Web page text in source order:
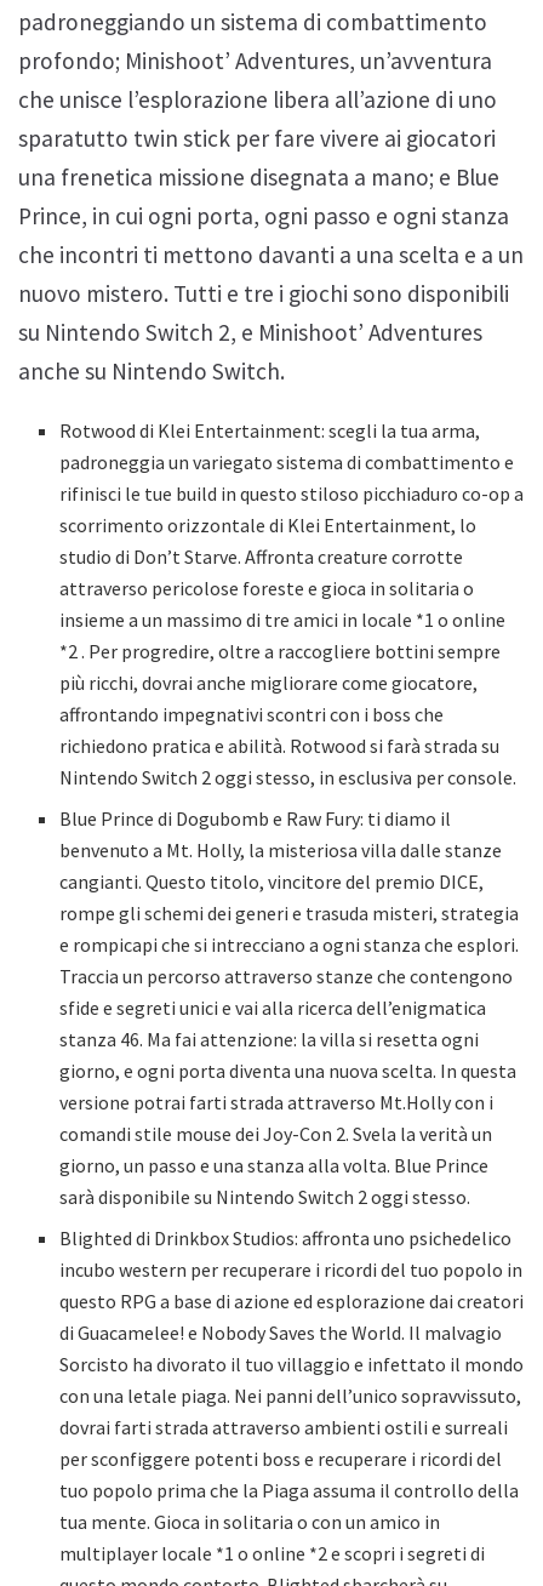
padroneggiando un sistema di combattimento
profondo; Minishoot’ Adventures, un’avventura
che unisce l’esplorazione libera all’azione di uno
sparatutto twin stick per fare vivere ai giocatori
una frenetica missione disegnata a mano; e Blue
Prince, in cui ogni porta, ogni passo e ogni stanza
che incontri ti mettono davanti a una scelta e a un
nuovo mistero. Tutti e tre i giochi sono disponibili
su Nintendo Switch 2, e Minishoot’ Adventures
anche su Nintendo Switch.
Rotwood di Klei Entertainment: scegli la tua arma,
padroneggia un variegato sistema di combattimento e
rifinisci le tue build in questo stiloso picchiaduro co-op a
scorrimento orizzontale di Klei Entertainment, lo
studio di Don’t Starve. Affronta creature corrotte
attraverso pericolose foreste e gioca in solitaria o
insieme a un massimo di tre amici in locale *1 o online
*2 . Per progredire, oltre a raccogliere bottini sempre
più ricchi, dovrai anche migliorare come giocatore,
affrontando impegnativi scontri con i boss che
richiedono pratica e abilità. Rotwood si farà strada su
Nintendo Switch 2 oggi stesso, in esclusiva per console.
Blue Prince di Dogubomb e Raw Fury: ti diamo il
benvenuto a Mt. Holly, la misteriosa villa dalle stanze
cangianti. Questo titolo, vincitore del premio DICE,
rompe gli schemi dei generi e trasuda misteri, strategia
e rompicapi che si intrecciano a ogni stanza che esplori.
Traccia un percorso attraverso stanze che contengono
sfide e segreti unici e vai alla ricerca dell’enigmatica
stanza 46. Ma fai attenzione: la villa si resetta ogni
giorno, e ogni porta diventa una nuova scelta. In questa
versione potrai farti strada attraverso Mt.Holly con i
comandi stile mouse dei Joy-Con 2. Svela la verità un
giorno, un passo e una stanza alla volta. Blue Prince
sarà disponibile su Nintendo Switch 2 oggi stesso.
Blighted di Drinkbox Studios: affronta uno psichedelico
incubo western per recuperare i ricordi del tuo popolo in
questo RPG a base di azione ed esplorazione dai creatori
di Guacamelee! e Nobody Saves the World. Il malvagio
Sorcisto ha divorato il tuo villaggio e infettato il mondo
con una letale piaga. Nei panni dell’unico sopravvissuto,
dovrai farti strada attraverso ambienti ostili e surreali
per sconfiggere potenti boss e recuperare i ricordi del
tuo popolo prima che la Piaga assuma il controllo della
tua mente. Gioca in solitaria o con un amico in
multiplayer locale *1 o online *2 e scopri i segreti di